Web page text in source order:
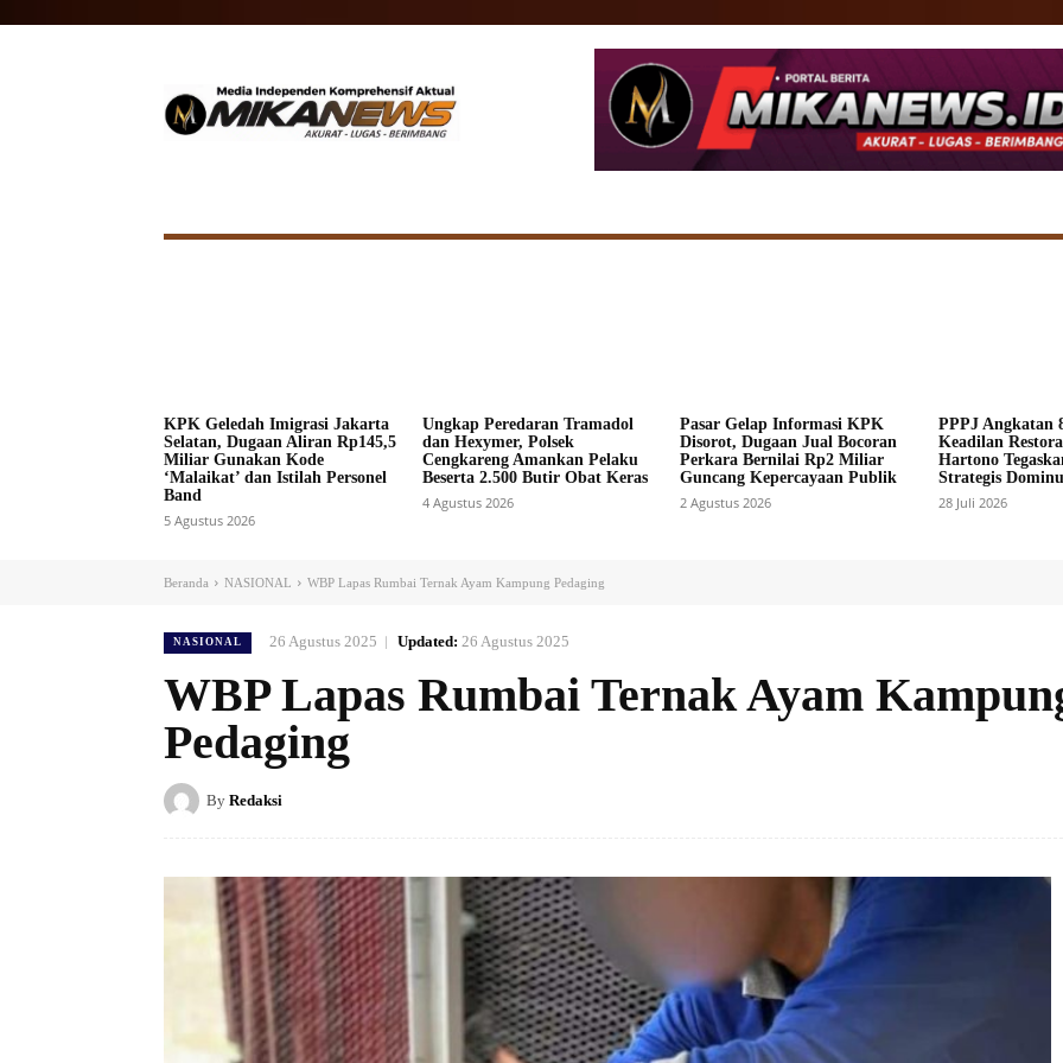
KPK Geledah Imigrasi Jakarta
Selatan, Dugaan Aliran Rp145,5
Miliar Gunakan Kode
‘Malaikat’ dan Istilah Personel
Band
5 Agustus 2026
Ungkap Peredaran Tramadol
dan Hexymer, Polsek
Cengkareng Amankan Pelaku
Beserta 2.500 Butir Obat Keras
4 Agustus 2026
Pasar Gelap Informasi KPK
Disorot, Dugaan Jual Bocoran
Perkara Bernilai Rp2 Miliar
Guncang Kepercayaan Publik
2 Agustus 2026
PPPJ Angkatan
Keadilan
Hartono
Strategis
28 Juli 2026
Beranda NASIONAL WBP Lapas Rumbai Ternak Ayam Kampung Pedaging
NASIONAL 26 Agustus 2025 Updated: 26 Agustus 2025
WBP Lapas Rumbai Ternak Ayam
Pedaging
By Redaksi